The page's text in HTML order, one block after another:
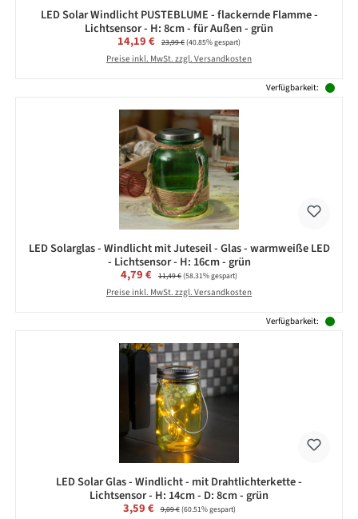
LED Solar Windlicht PUSTEBLUME - flackernde Flamme -
Lichtsensor - H: 8cm - für Außen - grün
Verkaufspreis:
14,19 € Regulärer Preis:
23,99 €(40.85% gespart)
Preise inkl. MwSt. zzgl. Versandkosten
Verfügbarkeit:
LED Solarglas - Windlicht mit Juteseil - Glas - warmweiße LED
- Lichtsensor - H: 16cm - grün
Verkaufspreis:
4,79 € Regulärer Preis:
11,49 €(58.31% gespart)
Preise inkl. MwSt. zzgl. Versandkosten
Verfügbarkeit:
LED Solar Glas - Windlicht - mit Drahtlichterkette -
Lichtsensor - H: 14cm - D: 8cm - grün
Verkaufspreis:
3,59 € Regulärer Preis:
9,09 €(60.51% gespart)